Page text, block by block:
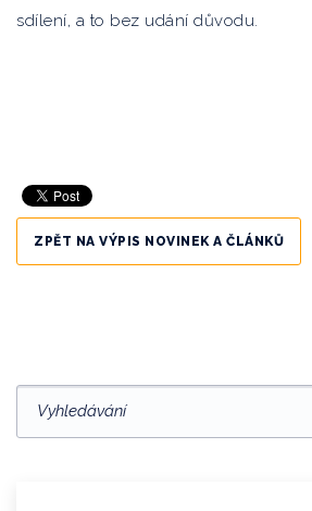
sdílení, a to bez udání důvodu.
ZPĚT NA VÝPIS NOVINEK A ČLÁNKŮ